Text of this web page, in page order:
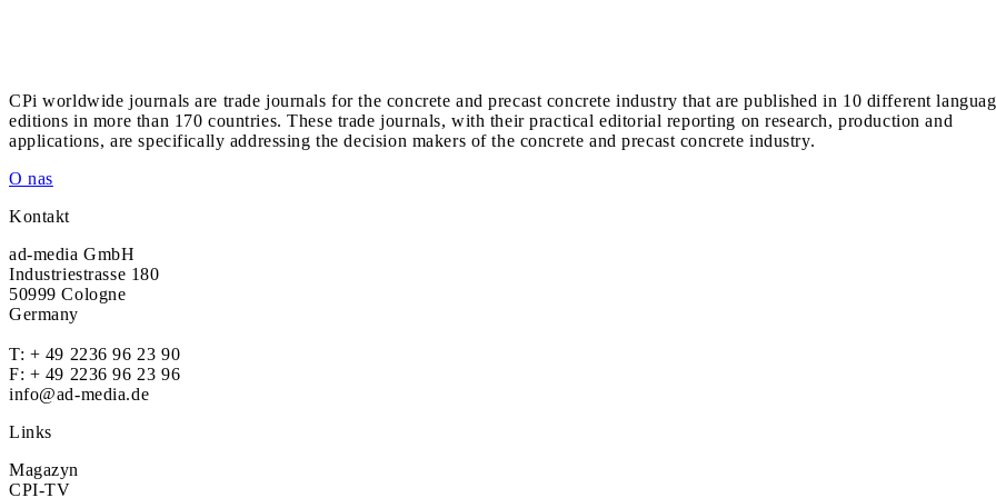
CPi worldwide journals are trade journals for the concrete and precast concrete industry that are published in 10 different
editions in more than 170 countries. These trade journals, with their practical editorial reporting on research, production and
applications, are specifically addressing the decision makers of the concrete and precast concrete industry.
O nas
Kontakt
ad-media GmbH
Industriestrasse 180
50999 Cologne
Germany
T: + 49 2236 96 23 90
F: + 49 2236 96 23 96
info@ad-media.de
Links
Magazyn
CPI-TV